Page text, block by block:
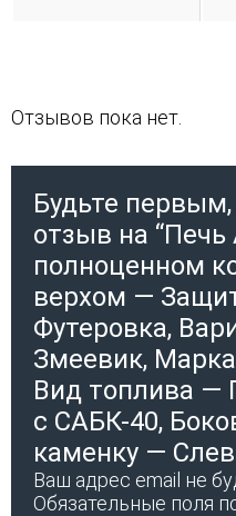
Отзывов пока нет.
Будьте
отзыв на
полноценном
верхом —
Футеровка,
Змеевик,
Вид топлива —
с САБК-40,
каменку —
Ваш адрес email не
Обязательные поля